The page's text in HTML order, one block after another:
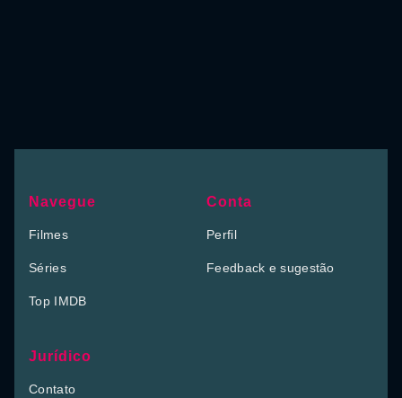
Navegue
Filmes
Séries
Top IMDB
Conta
Perfil
Feedback e sugestão
Jurídico
Contato